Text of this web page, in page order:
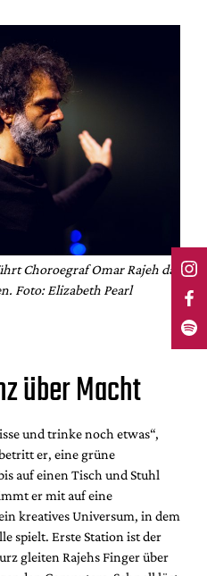
Choroegraf Omar Rajeh das
Foto: Elizabeth Pearl
über Macht
und trinke noch etwas“,
er, eine grüne
auf einen Tisch und Stuhl
er mit auf eine
kreatives Universum, in dem
spielt. Erste Station ist der
gleiten Rajehs Finger über